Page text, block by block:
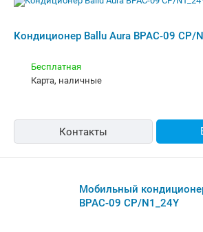
Кондиционер Ballu Aura BPAC-09 CP/
Бесплатная
карта, наличные
Контакты
Мобильный
BPAC-09 CP/N1_24Y